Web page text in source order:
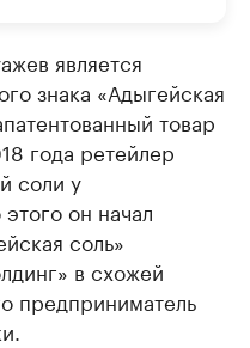
является
знака «Адыгейская
товар
года ретейлер
соли у
он начал
соль»
в схожей
предприниматель